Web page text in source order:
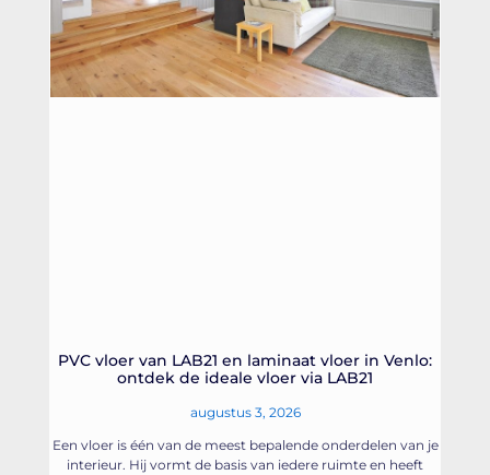
PVC vloer van LAB21 en laminaat vloer in Venlo:
ontdek de ideale vloer via LAB21
augustus 3, 2026
Een vloer is één van de meest bepalende onderdelen van je
interieur. Hij vormt de basis van iedere ruimte en heeft